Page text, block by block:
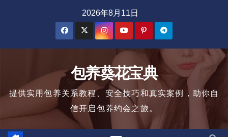
2026年8月11日
包养葵花宝典
提供实用包养关系教程、安全技巧和真实案例，助你自
信开启包养约会之旅。